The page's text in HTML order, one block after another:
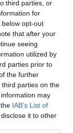
third parties, or
for
opt-out
that after your
seeing
utilized by
parties prior to
the further
parties on the
may
IAB’s List of
it to other
di servizio, il
universitaria di Valle
studenti che
nei giorni
informarsi sulla
mattina aveva
Prese il filobus che
per arrivare il
a scendere in
parte c'era una